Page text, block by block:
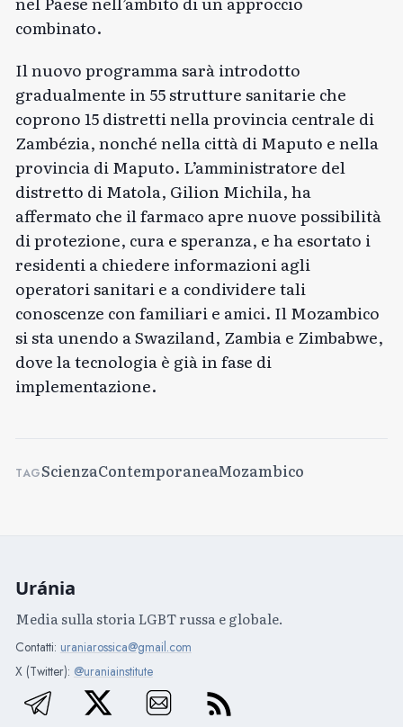
combinato.
Il nuovo programma sarà introdotto
gradualmente in 55 strutture sanitarie che
coprono 15 distretti nella provincia centrale di
Zambézia, nonché nella città di Maputo e nella
provincia di Maputo. L’amministratore del
distretto di Matola, Gilion Michila, ha
affermato che il farmaco apre nuove possibilità
di protezione, cura e speranza, e ha esortato i
residenti a chiedere informazioni agli
operatori sanitari e a condividere tali
conoscenze con familiari e amici. Il Mozambico
si sta unendo a Swaziland, Zambia e Zimbabwe,
dove la tecnologia è già in fase di
implementazione.
TAGScienzaContemporaneaMozambico
Uránia
Media sulla storia LGBT russa e globale.
Contatti: uraniarossica@gmail.com
X (Twitter): @uraniainstitute